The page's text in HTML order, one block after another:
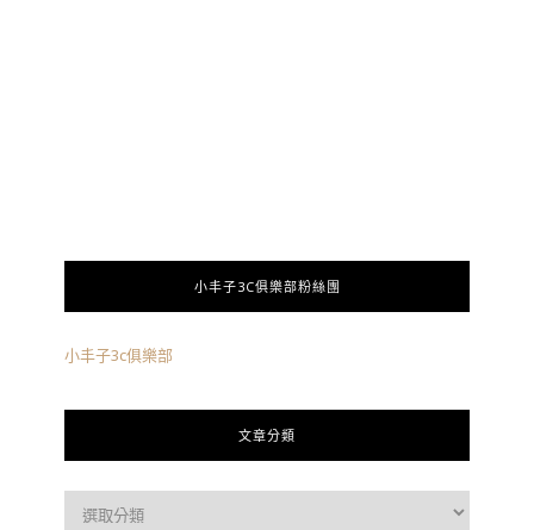
小丰子3C俱樂部粉絲團
小丰子3c俱樂部
文章分類